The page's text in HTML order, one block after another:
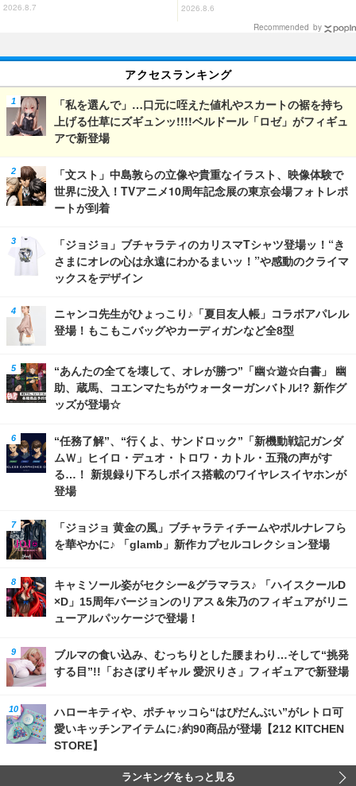
続ける姿を思わず眺めたくなっち
2026.8.7
虎杖悠仁、乙骨憂太ら16キャラ追
2026.8.6
Recommended by
アクセスランキング
「私を選んで」…口元に咥えた値札やスカートの裾を持ち
上げる仕草にズギュンッ!!!!ベルドール「ロゼ」がフィギュ
アで新登場
「文スト」中島敦らの立像や貴重なイラスト、映像体験で
世界に没入！TVアニメ10周年記念展の東京会場フォトレポ
ートが到着
「ジョジョ」ブチャラティのカリスマTシャツ登場ッ！“き
さまにオレの心は永遠にわかるまいッ！”や感動のクライマ
ックスをデザイン
ニャンコ先生がひょっこり♪「夏目友人帳」コラボアパレル
登場！もこもこバッグやカーディガンなど全8型
“あんたの全てを壊して、オレが勝つ”「幽☆遊☆白書」 幽
助、蔵馬、コエンマたちがウォーターガンバトル!? 新作グ
ッズが登場☆
“任務了解”、“行くよ、サンドロック”「新機動戦記ガンダ
ムＷ」ヒイロ・デュオ・トロワ・カトル・五飛の声がす
る…！ 新規録り下ろしボイス搭載のワイヤレスイヤホンが
登場
「ジョジョ 黄金の風」ブチャラティチームやポルナレフら
を華やかに♪ 「glamb」新作カプセルコレクション登場
キャミソール姿がセクシー&グラマラス♪ 「ハイスクールD
×D」15周年バージョンのリアス＆朱乃のフィギュアがリニ
ューアルパッケージで登場！
ブルマの食い込み、むっちりとした腰まわり…そして“挑発
する目”!!「おさぼりギャル 愛沢りさ」フィギュアで新登場
ハローキティや、ポチャッコら“はぴだんぶい”がレトロ可
愛いキッチンアイテムに♪約90商品が登場【212 KITCHEN
STORE】
ランキングをもっと見る